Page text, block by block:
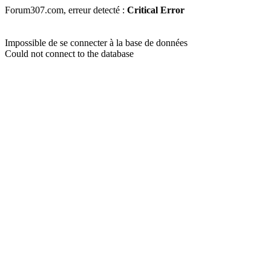
Forum307.com, erreur detecté : Critical Error
Impossible de se connecter à la base de données
Could not connect to the database